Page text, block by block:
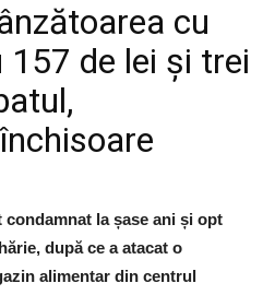
cu
de lei și trei
condamnat la șase ani și opt
după ce a atacat o
alimentar din centrul